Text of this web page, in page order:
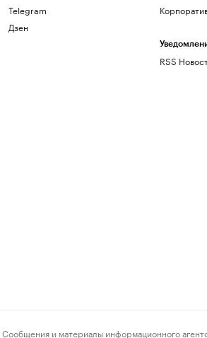
Telegram
Дзен
RSS
и материалы информационного